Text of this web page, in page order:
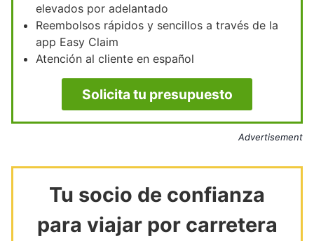
elevados por adelantado
Reembolsos rápidos y sencillos a través de la
app Easy Claim
Atención al cliente en español
Solicita tu presupuesto
Advertisement
Tu socio de confianza
para viajar por carretera